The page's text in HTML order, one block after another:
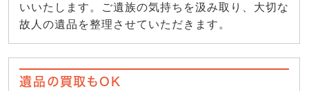
いいたします。ご遺族の気持ちを汲み取り、大切な
故人の遺品を整理させていただきます。
遺品の買取もOK